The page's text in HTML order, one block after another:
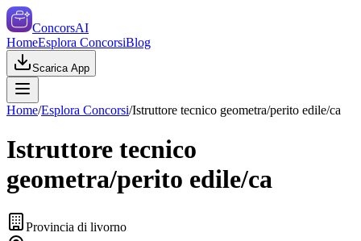
ConcorsAI
HomeEsplora ConcorsiBlog
Scarica App
Home/Esplora Concorsi/Istruttore tecnico geometra/perito edile/ca
Istruttore tecnico
geometra/perito edile/ca
Provincia di livorno